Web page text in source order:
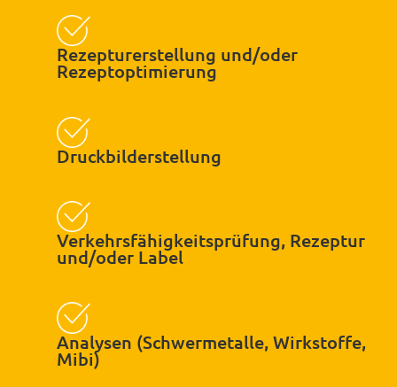
Rezepturerstellung und/oder
Rezeptoptimierung
Druckbilderstellung
Verkehrsfähigkeitsprüfung, Rezeptur
und/oder Label
Analysen (Schwermetalle, Wirkstoffe,
Mibi)